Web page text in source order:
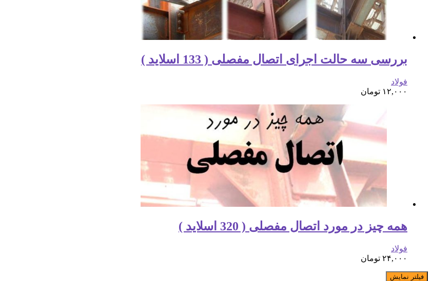
بررسی سه حالت اجرای اتصال مفصلی ( 133 اسلاید )
فولاد
۱۲,۰۰۰ تومان
همه چیز در مورد اتصال مفصلی ( 320 اسلاید )
فولاد
۲۴,۰۰۰ تومان
فیلتر نمایش